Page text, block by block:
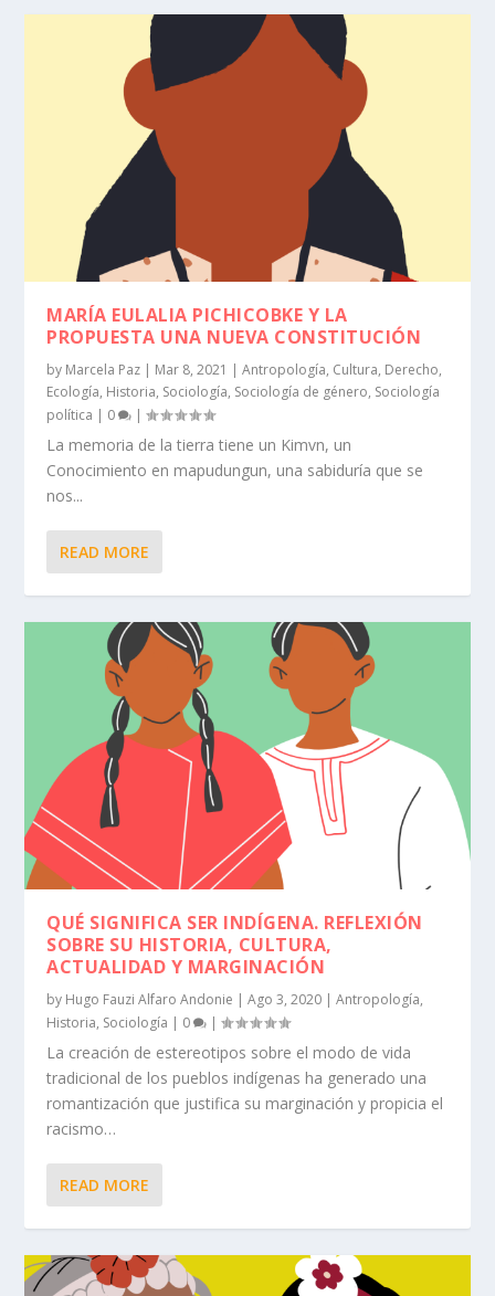
MARÍA EULALIA PICHICOBKE Y LA
PROPUESTA UNA NUEVA CONSTITUCIÓN
by Marcela Paz | Mar 8, 2021 |Antropología, Cultura, Derecho,
Ecología, Historia, Sociología, Sociología de género, Sociología
política | 0 |
La memoria de la tierra tiene un Kimvn, un
Conocimiento en mapudungun, una sabiduría que se
nos...
READ MORE
QUÉ SIGNIFICA SER INDÍGENA. REFLEXIÓN
SOBRE SU HISTORIA, CULTURA,
ACTUALIDAD Y MARGINACIÓN
by Hugo Fauzi Alfaro Andonie |Ago 3, 2020 |Antropología,
Historia, Sociología | 0 |
La creación de estereotipos sobre el modo de vida
tradicional de los pueblos indígenas ha generado una
romantización que justifica su marginación y propicia el
racismo…
READ MORE